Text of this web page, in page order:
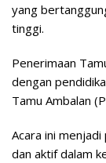
yang
tinggi.
Penerimaan
dengan
Tamu Ambalan
Acara ini
dan aktif dalam